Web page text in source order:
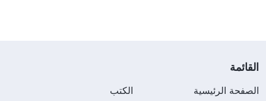
القائمة
الصفحة الرئيسية
الكتب